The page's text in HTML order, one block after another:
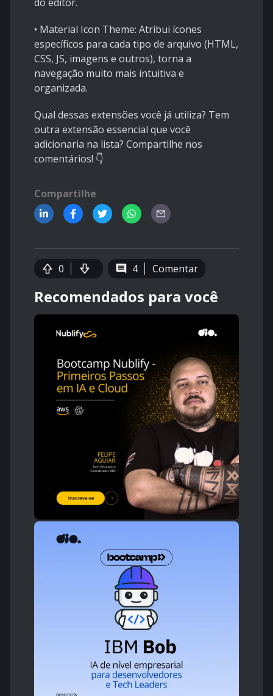
• Material Icon Theme: Atribui ícones
específicos para cada tipo de arquivo (HTML,
CSS, JS, imagens e outros), torna a
navegação muito mais intuitiva e
organizada.
Qual dessas extensões você já utiliza? Tem
outra extensão essencial que você
adicionaria na lista? Compartilhe nos
comentários! 👇
Compartilhe
0 4 Comentar
Recomendados para você